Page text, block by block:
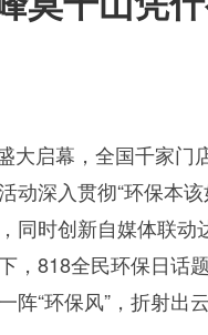
大启幕，全国千家门
深入贯彻“环保本
同时创新自媒体联
，818全民环保日话
“环保风”，折射出